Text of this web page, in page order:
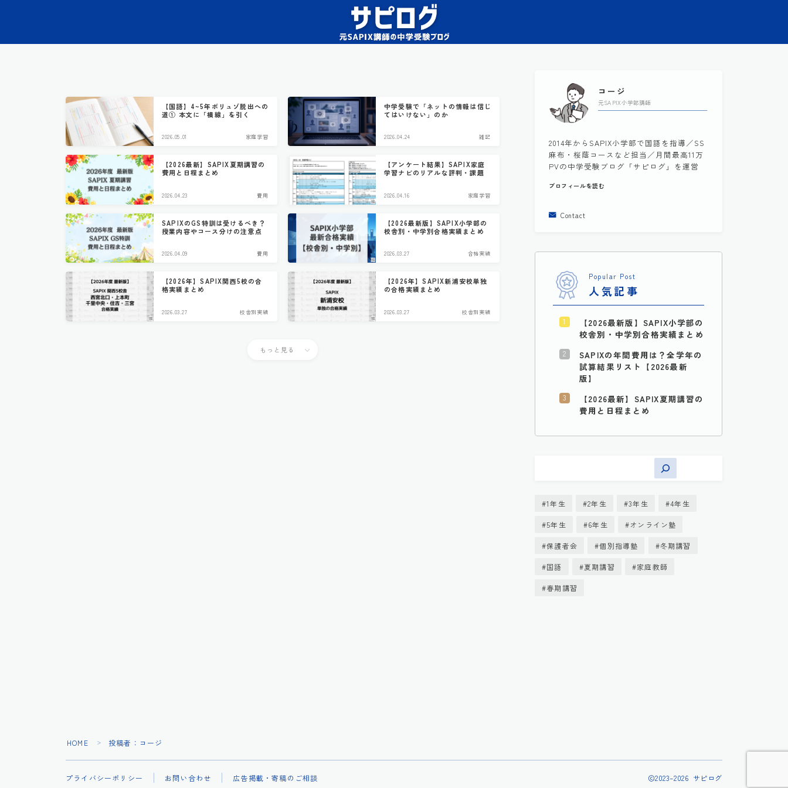
【国語】4~5年ボリュゾ脱出への
道① 本文に「横線」を引く
2026.05.01 家庭学習
中学受験で「ネットの情報は信じ
てはいけない」のか
2026.04.24 雑記
【2026最新】SAPIX夏期講習の
費用と日程まとめ
2026.04.23 費用
【アンケート結果】SAPIX家庭
学習ナビのリアルな評判・課題
2026.04.16 家庭学習
SAPIXのGS特訓は受けるべき？
授業内容やコース分けの注意点
2026.04.09 費用
【2026最新版】SAPIX小学部の
校舎別・中学別合格実績まとめ
2026.03.27 合格実績
【2026年】SAPIX関西5校の合
格実績まとめ
2026.03.27 校舎別実績
【2026年】SAPIX新浦安校単独
の合格実績まとめ
2026.03.27 校舎別実績
もっと見る
コージ
元SAPIX小学部講師
2014年からSAPIX小学部で国語を指導／SS
麻布・桜蔭コースなど担当／月間最高11万
PVの中学受験ブログ「サピログ」を運営
プロフィールを読む
Contact
Popular Post
人気記事
【2026最新版】SAPIX小学部の
校舎別・中学別合格実績まとめ
SAPIXの年間費用は？全学年の
試算結果リスト【2026最新
版】
【2026最新】SAPIX夏期講習の
費用と日程まとめ
1年生 2年生 3年生 4年生
5年生 6年生 オンライン塾
保護者会 個別指導塾 冬期講習
国語 夏期講習 家庭教師
春期講習
HOME ＞ 投稿者：コージ
プライバシーポリシー お問い合わせ 広告掲載・寄稿のご相談 2023–2026 サピログ